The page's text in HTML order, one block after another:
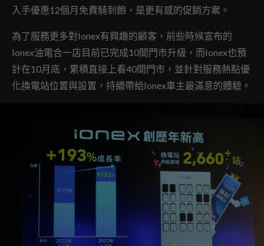
入手優惠12個月免費騎到飽，是更有感的促銷方案。
為了服務更多對Ionex有興趣的顧客，前些時候宣布的
Ionex油電合一店目前已完成10間門市升級，而Ionex也預
計在10月底，累積直接上看40間門市，並針對服務熱點優
化換電站位置與設置，持續帶給Ionex車主最滿意的體驗。